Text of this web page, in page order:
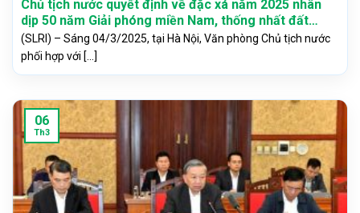
Chủ tịch nước quyết định về đặc xá năm 2025 nhân
dịp 50 năm Giải phóng miền Nam, thống nhất đất
nước
(SLRI) – Sáng 04/3/2025, tại Hà Nội, Văn phòng Chủ tịch nước
phối hợp với [...]
06
Th3